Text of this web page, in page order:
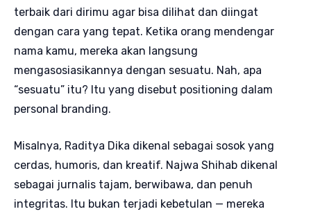
terbaik dari dirimu agar bisa dilihat dan diingat
dengan cara yang tepat. Ketika orang mendengar
nama kamu, mereka akan langsung
mengasosiasikannya dengan sesuatu. Nah, apa
“sesuatu” itu? Itu yang disebut positioning dalam
personal branding.
Misalnya, Raditya Dika dikenal sebagai sosok yang
cerdas, humoris, dan kreatif. Najwa Shihab dikenal
sebagai jurnalis tajam, berwibawa, dan penuh
integritas. Itu bukan terjadi kebetulan — mereka